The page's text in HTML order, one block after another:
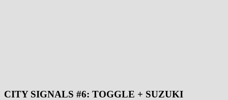
CITY SIGNALS #6: TOGGLE + SUZUKI